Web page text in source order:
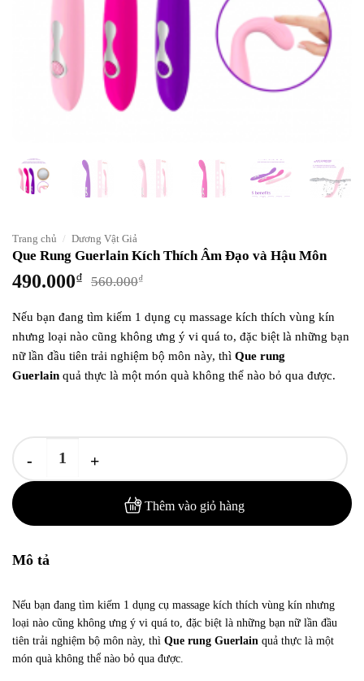
Trang chủ / Dương Vật Giả
Que Rung Guerlain Kích Thích Âm Đạo và Hậu Môn
560.000₫
Giá
gốc
là:
560.000₫.
490.000₫
Giá
hiện
tại
là:
490.000₫.
Nếu bạn đang tìm kiếm 1 dụng cụ massage kích thích vùng kín
nhưng loại nào cũng không ưng ý vi quá to, đặc biệt là những bạn
nữ lần đầu tiên trải nghiệm bộ môn này, thì Que rung
Guerlain quả thực là một món quà không thể nào bỏ qua được.
Thêm vào giỏ hàng
Mô tả
Nếu bạn đang tìm kiếm 1 dụng cụ massage kích thích vùng kín nhưng
loại nào cũng không ưng ý vi quá to, đặc biệt là những bạn nữ lần đầu
tiên trải nghiệm bộ môn này, thì Que rung Guerlain quả thực là một
món quà không thể nào bỏ qua được.